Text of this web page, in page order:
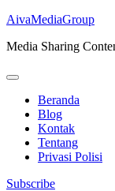
AivaMediaGroup
Media Sharing
Beranda
Blog
Kontak
Tentang
Privasi Polisi
Subscribe